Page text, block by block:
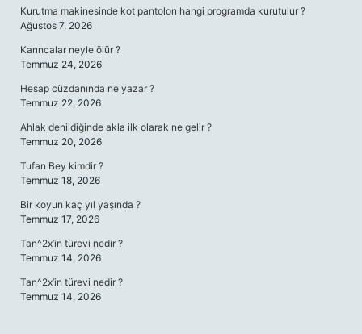
Kurutma makinesinde kot pantolon hangi programda kurutulur ?
Ağustos 7, 2026
Karıncalar neyle ölür ?
Temmuz 24, 2026
Hesap cüzdanında ne yazar ?
Temmuz 22, 2026
Ahlak denildiğinde akla ilk olarak ne gelir ?
Temmuz 20, 2026
Tufan Bey kimdir ?
Temmuz 18, 2026
Bir koyun kaç yıl yaşında ?
Temmuz 17, 2026
Tan^2x’in türevi nedir ?
Temmuz 14, 2026
Tan^2x’in türevi nedir ?
Temmuz 14, 2026